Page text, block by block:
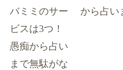
から占い